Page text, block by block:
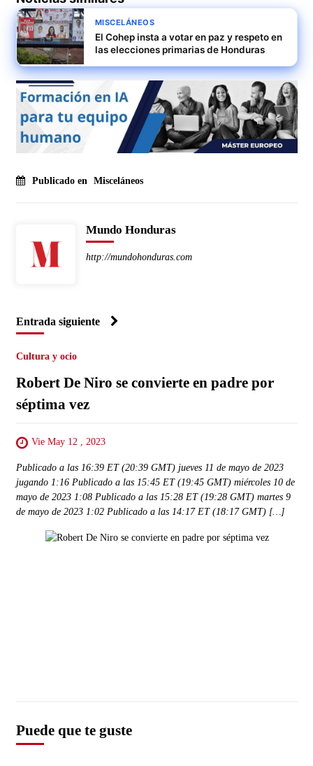
MISCELÁNEOS
El Cohep insta a votar en paz y respeto en
las elecciones primarias de Honduras
Publicado en Misceláneos
Mundo Honduras
http://mundohonduras.com
Entrada siguiente
Cultura y ocio
Robert De Niro se convierte en padre por
séptima vez
Vie May 12 , 2023
Publicado a las 16:39 ET (20:39 GMT) jueves 11 de mayo de 2023
jugando 1:16 Publicado a las 15:45 ET (19:45 GMT) miércoles 10 de
mayo de 2023 1:08 Publicado a las 15:28 ET (19:28 GMT) martes 9
de mayo de 2023 1:02 Publicado a las 14:17 ET (18:17 GMT) […]
Puede que te guste